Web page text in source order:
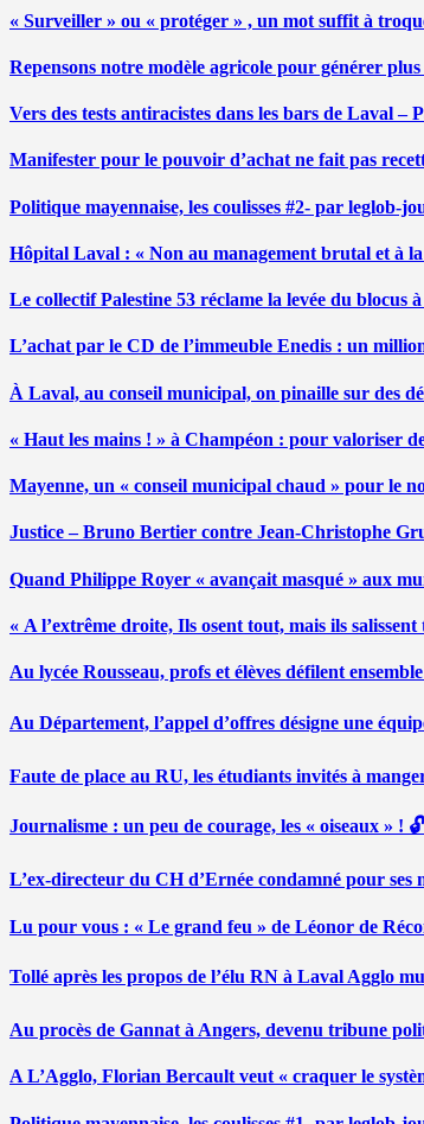
« Surveiller » ou « protéger » , un mot suffit à
Repensons notre modèle agricole pour générer
Vers des tests antiracistes dans les bars de Laval –
Manifester pour le pouvoir d’achat ne fait pas
Politique mayennaise, les coulisses #2- par leglob-
Hôpital Laval : « Non au management brutal et à
Le collectif Palestine 53 réclame la levée du blocus
L’achat par le CD de l’immeuble Enedis : un
À Laval, au conseil municipal, on pinaille sur des
« Haut les mains ! » à Champéon : pour valoriser
Mayenne, un « conseil municipal chaud » pour le
Justice – Bruno Bertier contre Jean-Christophe
Quand Philippe Royer « avançait masqué » aux
« A l’extrême droite, Ils osent tout, mais ils
Au lycée Rousseau, profs et élèves défilent
Au Département, l’appel d’offres désigne une
Faute de place au RU, les étudiants invités à
Journalisme : un peu de courage, les « oiseaux » ! 🔓
L’ex-directeur du CH d’Ernée condamné pour
Lu pour vous : « Le grand feu » de Léonor de
Tollé après les propos de l’élu RN à Laval Agglo
Au procès de Gannat à Angers, devenu tribune
A L’Agglo, Florian Bercault veut « craquer le